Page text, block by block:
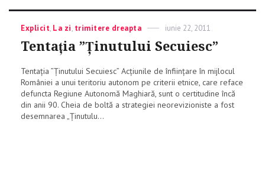
Categories
Explicit, La zi, trimitere dreapta
Posted
iunie 22, 2011
Tentaţia ”Ţinutului Secuiesc”
Tentaţia ”Ţinutului Secuiesc” Acţiunile de înfiinţare în mijlocul
României a unui teritoriu autonom pe criterii etnice, care reface
defuncta Regiune Autonomă Maghiară, sunt o certitudine încă
din anii 90. Cheia de boltă a strategiei neorevizioniste a fost
desemnarea „Ţinutulu...